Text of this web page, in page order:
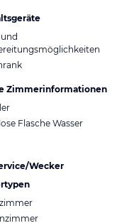
Zimmerinformationen
Flasche Wasser
Wecker